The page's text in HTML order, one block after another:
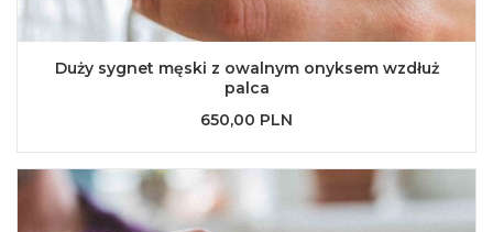
Duży sygnet męski z owalnym onyksem wzdłuż
palca
650,00 PLN